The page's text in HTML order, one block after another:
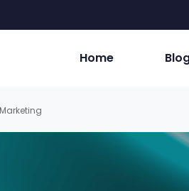
Home